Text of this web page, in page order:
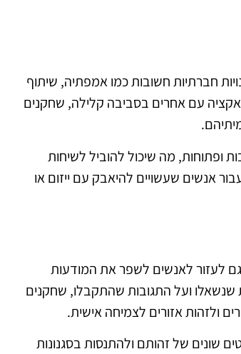
חברתיות חשובות כמו אמפתיה, שיתוף
עם אחרים בסביבה קלילה, שחקנים
מה שיכול להוביל לשיחות
אנשים שעשויים להיאבק עם ייזום או
לעזור לאנשים לשפר את המודעות
שנשאלו ועל התגובות שהתקבלו, שחקנים
ולזהות אזורים לצמיחה אישית.
שונים של זהותם ולהתנסות בסגנונות